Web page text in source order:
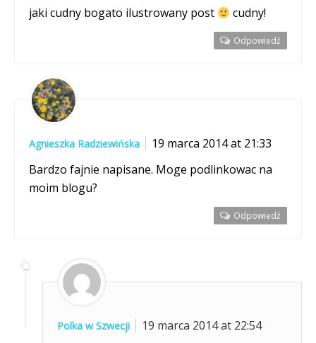
jaki cudny bogato ilustrowany post
cudny!
Odpowiedź
Agnieszka Radziewińska
19 marca 2014 at 21:33
Bardzo fajnie napisane. Moge podlinkowac na
moim blogu?
Odpowiedź
Polka w Szwecji
19 marca 2014 at 22:54